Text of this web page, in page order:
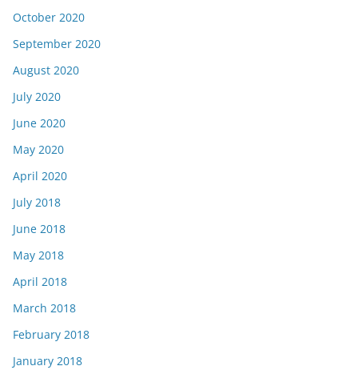
October 2020
September 2020
August 2020
July 2020
June 2020
May 2020
April 2020
July 2018
June 2018
May 2018
April 2018
March 2018
February 2018
January 2018